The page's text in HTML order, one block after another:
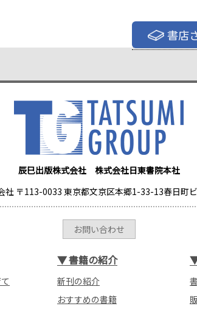
書店
辰巳出版株式会社 株式会社日東書院本社
社 〒113-0033 東京都文京区本郷1-33-13春日町
お問い合わせ
▼書籍の紹介
新刊の紹介
おすすめの書籍